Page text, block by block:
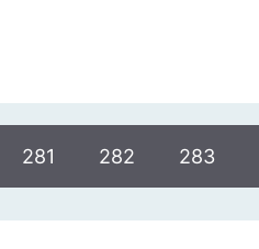
281 282 283